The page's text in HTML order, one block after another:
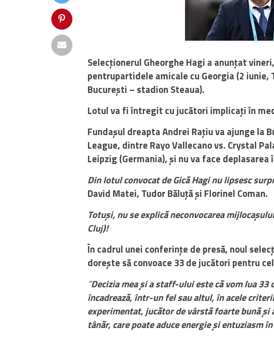
Selecționerul Gheorghe Hagi a anunțat
pentrupartidele amicale cu Georgia (2 iunie,
București – stadion Steaua).
Lotul va fi întregit cu jucători implicați în
Fundașul dreapta Andrei Rațiu va ajunge la
League, dintre Rayo Vallecano vs. Crystal
Leipzig (Germania), și nu va face deplasarea
Din lotul convocat de Gică Hagi nu lipsesc
David Matei, Tudor Băluță și Florinel Coman.
Totuși, nu se explică neconvocarea
Cluj)!
În cadrul unei conferințe de presă, noul
dorește să convoace 33 de jucători pentru
”Decizia mea și a staff-ului este că vom lua
încadrează, într-un fel sau altul, în acele
experimentat, jucător de vârstă foarte bună
tânăr, care poate aduce energie și entuziasm